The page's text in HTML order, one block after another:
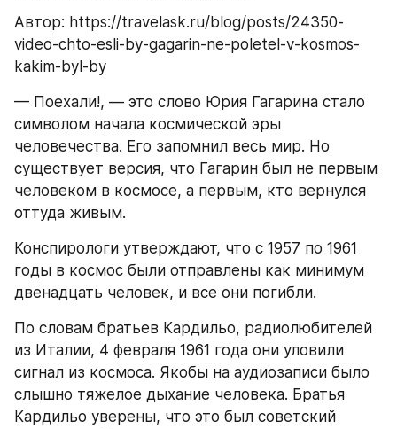
Автор: https://travelask.ru/blog/posts/24350-
video-chto-esli-by-gagarin-ne-poletel-v-kosmos-
kakim-byl-by
— Поехали!, — это слово Юрия Гагарина стало
символом начала космической эры
человечества. Его запомнил весь мир. Но
существует версия, что Гагарин был не первым
человеком в космосе, а первым, кто вернулся
оттуда живым.
Конспирологи утверждают, что с 1957 по 1961
годы в космос были отправлены как минимум
двенадцать человек, и все они погибли.
По словам братьев Кардильо, радиолюбителей
из Италии, 4 февраля 1961 года они уловили
сигнал из космоса. Якобы на аудиозаписи было
слышно тяжелое дыхание человека. Братья
Кардильо уверены, что это был советский